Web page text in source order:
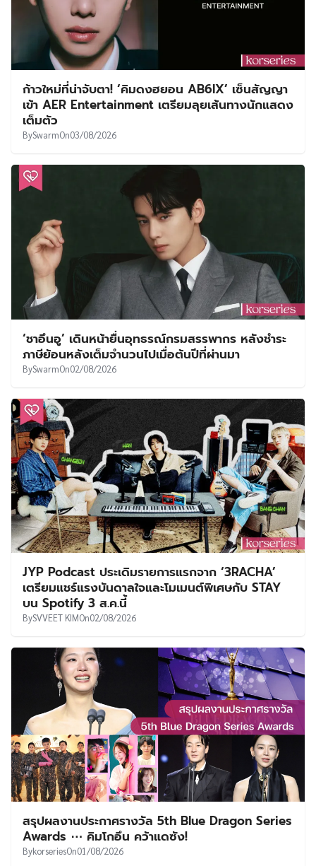
ก้าวใหม่ที่น่าจับตา! ‘คิมดงฮยอน AB6IX’ เซ็นสัญญา
เข้า AER Entertainment เตรียมลุยเส้นทางนักแสดง
เต็มตัว
BySwarmOn03/08/2026
‘ชาอึนอู’ เดินหน้ายื่นอุทธรณ์กรมสรรพากร หลังชำระ
ภาษีย้อนหลังเต็มจำนวนไปเมื่อต้นปีที่ผ่านมา
BySwarmOn02/08/2026
JYP Podcast ประเดิมรายการแรกจาก ‘3RACHA’
เตรียมแชร์แรงบันดาลใจและโมเมนต์พิเศษกับ STAY
บน Spotify 3 ส.ค.นี้
BySVVEET KIMOn02/08/2026
สรุปผลงานประกาศรางวัล 5th Blue Dragon Series
Awards ⋯ คิมโกอึน คว้าแดซัง!
BykorseriesOn01/08/2026